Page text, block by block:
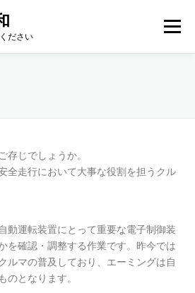
ださい
メニュー
リース
存じでしょうか。
全走行において大事な役割を担うクル
動運転装置にとって重要な電子制御装
を確認・調整する作業です。昨今では
ルマの普及しており、エーミングは自
のとなります。